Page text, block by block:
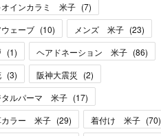
オインカラミ 米子 (7)
ェーブ (10) メンズ 米子 (23)
(1) ヘアドネーション 米子 (86)
(3) 阪神大震災 (2)
タルパーマ 米子 (17)
カラー 米子 (29) 着付け 米子 (70)